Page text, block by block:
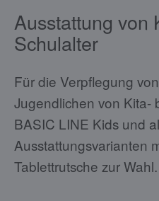
Ausstattung von
Schulalter
Für die Verpflegung
Jugendlichen von Kita-
BASIC LINE Kids und
Ausstattungsvarianten
Tablettrutsche zur Wahl.